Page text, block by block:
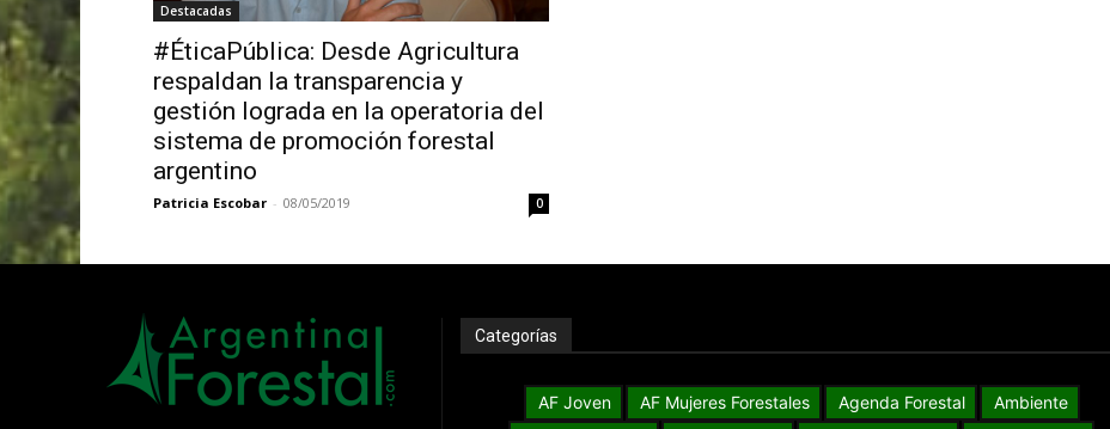
Destacadas
#ÉticaPública: Desde Agricultura
respaldan la transparencia y
gestión lograda en la operatoria del
sistema de promoción forestal
argentino
Patricia Escobar - 08/05/2019 0
Categorías
AF Joven AF Mujeres Forestales Agenda Forestal
Ambiente